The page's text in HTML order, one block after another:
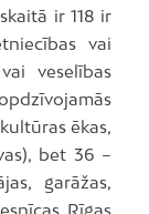
ir 118 ir
vai
veselības
ēkas,
bet 36 –
garāžas,
Rīgas